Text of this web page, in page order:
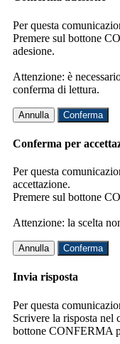
Per questa
Premere sul bottone
adesione.
Attenzione: è
conferma di lettura.
Annulla Conferma
Conferma per
Per questa
accettazione.
Premere sul bottone
Attenzione: la scelta
Annulla Conferma
Invia risposta
Per questa
Scrivere la risposta nel
bottone CONFERMA